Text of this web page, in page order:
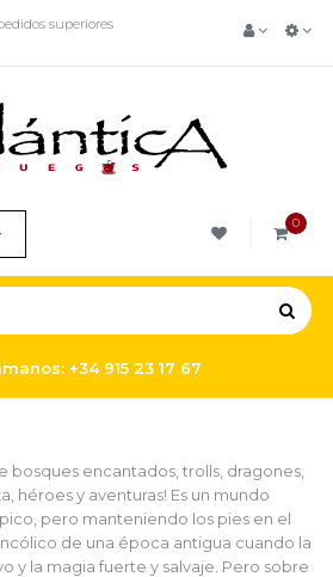
superiores
0
+34 915 23 17 67
bosques encantados, trolls, dragones,
héroes y aventuras! Es un mundo
pero manteniendo los pies en el
de una época antigua cuando la
y la magia fuerte y salvaje. Pero sobre